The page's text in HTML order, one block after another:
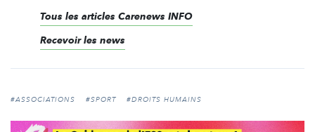
Tous les articles Carenews INFO
Recevoir les news
#ASSOCIATIONS #SPORT #DROITS HUMAINS